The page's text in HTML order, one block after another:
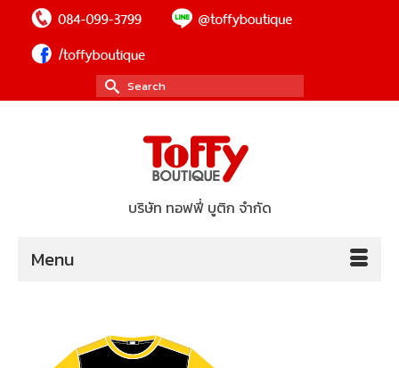
Search
for:
บริษัท ทอฟฟี่ บูติก จำกัด
Menu